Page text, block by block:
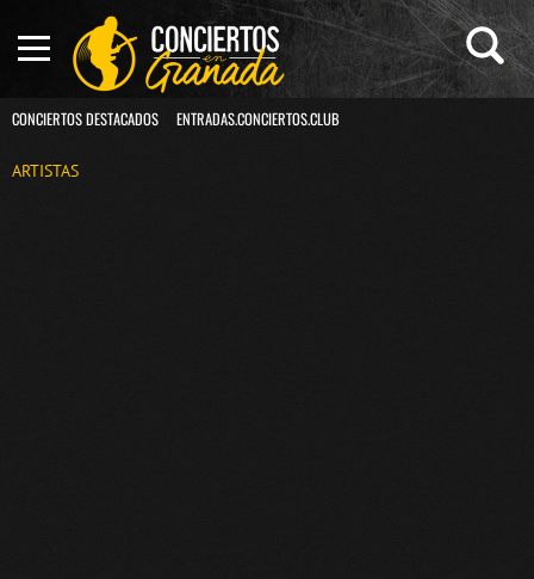
CONCIERTOS DESTACADOS ENTRADAS.CONCIERTOS.CLUB
ARTISTAS